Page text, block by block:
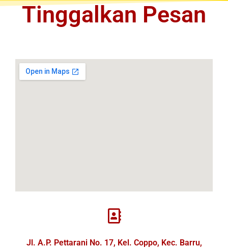
Tinggalkan Pesan
Jl. A.P. Pettarani No. 17, Kel. Coppo, Kec. Barru,